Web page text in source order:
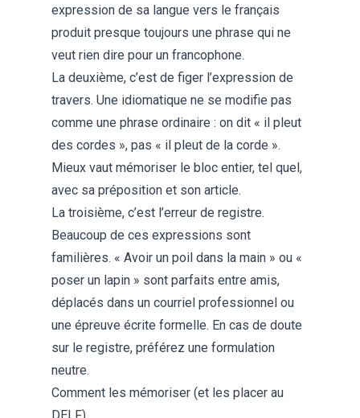
expression de sa langue vers le français
produit presque toujours une phrase qui ne
veut rien dire pour un francophone.
La deuxième, c’est de figer l’expression de
travers. Une idiomatique ne se modifie pas
comme une phrase ordinaire : on dit « il pleut
des cordes », pas « il pleut de la corde ».
Mieux vaut mémoriser le bloc entier, tel quel,
avec sa préposition et son article.
La troisième, c’est l’erreur de registre.
Beaucoup de ces expressions sont
familières. « Avoir un poil dans la main » ou «
poser un lapin » sont parfaits entre amis,
déplacés dans un courriel professionnel ou
une épreuve écrite formelle. En cas de doute
sur le registre, préférez une formulation
neutre.
Comment les mémoriser (et les placer au